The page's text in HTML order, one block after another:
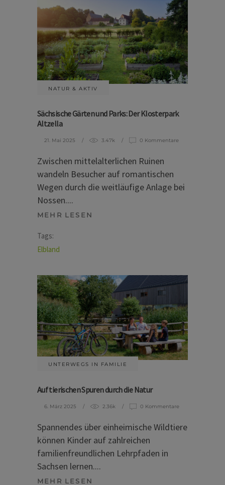
NATUR & AKTIV
Sächsische Gärten und Parks: Der Klosterpark
Altzella
21. Mai 2025 3.47k 0 Kommentare
Zwischen mittelalterlichen Ruinen
wandeln Besucher auf romantischen
Wegen durch die weitläufige Anlage bei
Nossen.
MEHR LESEN
Tags:
Elbland
UNTERWEGS IN FAMILIE
Auf tierischen Spuren durch die Natur
6. März 2025 2.36k 0 Kommentare
Spannendes über einheimische Wildtiere
können Kinder auf zahlreichen
familienfreundlichen Lehrpfaden in
Sachsen lernen.
MEHR LESEN